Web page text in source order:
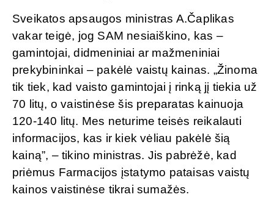
Sveikatos apsaugos ministras A.Čaplikas
vakar teigė, jog SAM nesiaiškino, kas –
gamintojai, didmeniniai ar mažmeniniai
prekybininkai – pakėlė vaistų kainas. „Žinoma
tik tiek, kad vaisto gamintojai į rinką jį tiekia už
70 litų, o vaistinėse šis preparatas kainuoja
120-140 litų. Mes neturime teisės reikalauti
informacijos, kas ir kiek vėliau pakėlė šią
kainą”, – tikino ministras. Jis pabrėžė, kad
priėmus Farmacijos įstatymo pataisas vaistų
kainos vaistinėse tikrai sumažės.